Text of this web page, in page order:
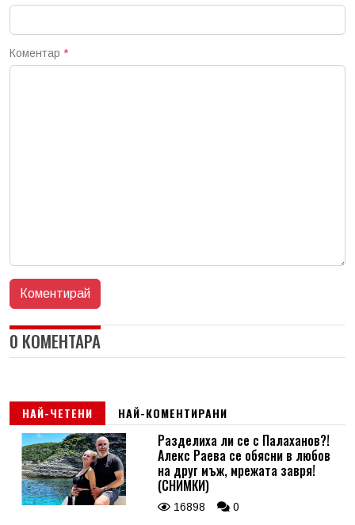
Коментар *
0 КОМЕНТАРА
НАЙ-ЧЕТЕНИ НАЙ-КОМЕНТИРАНИ
Разделиха ли се с Палаханов?!
Алекс Раева се обясни в любов
на друг мъж, мрежата завря!
(СНИМКИ)
16898 0